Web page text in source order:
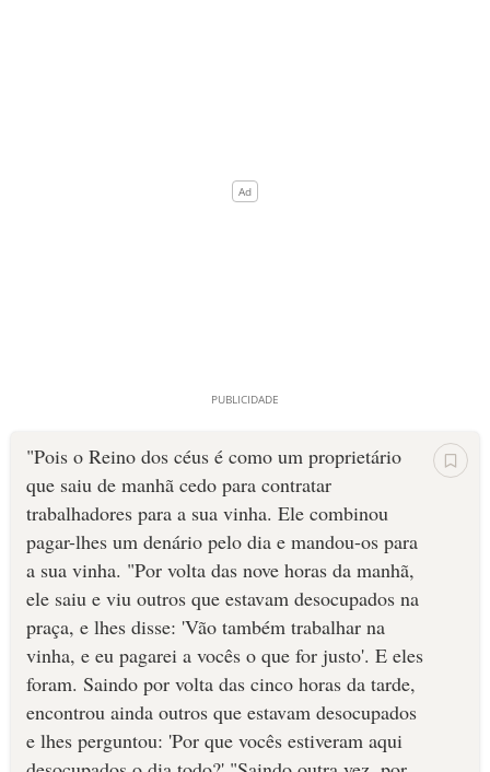
"Pois o Reino dos céus é como um proprietário
que saiu de manhã cedo para contratar
trabalhadores para a sua vinha. Ele combinou
pagar-lhes um denário pelo dia e mandou-os para
a sua vinha. "Por volta das nove horas da manhã,
ele saiu e viu outros que estavam desocupados na
praça, e lhes disse: 'Vão também trabalhar na
vinha, e eu pagarei a vocês o que for justo'. E eles
foram. Saindo por volta das cinco horas da tarde,
encontrou ainda outros que estavam desocupados
e lhes perguntou: 'Por que vocês estiveram aqui